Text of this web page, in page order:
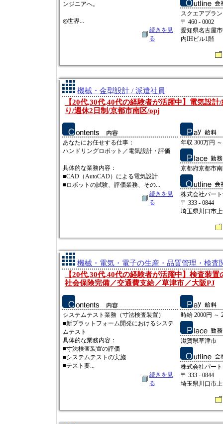
ンジニアへ。
◎世界...
続きを見
る
スクエアプラ
〒 460 - 0002
愛知県名古屋
内IHビル1階
機械・金型設計 / 派遣社員
【20代,30代,40代の経験者が活躍中】電気設
り/週休2日制/京都市南区/opj
あなたにお任せする仕事：
ハンドリングロボット／電気設計・評価
具体的な業務内容：
■CAD（AutoCAD）による電気設計
■ロボットの試験、評価業務、その...
続きを見
る
年収 300万円
京都府京都市
株式会社パー
〒 333 - 0844
埼玉県川口市
機械・電気・電子の生産・品質管理・検査
【20代,30代,40代の経験者が活躍中】検査装
社会保険完備／交通費支給／草津市／大阪PJ
システムテスト業務（寸法検査装置）
■新プラットフォーム開発におけるシステ
ムテスト
具体的な業務内容：
■寸法検査装置の評価
■システムテストの実施
■テスト要...
続きを見
る
時給 2000円 ～
滋賀県草津市
株式会社パー
〒 333 - 0844
埼玉県川口市